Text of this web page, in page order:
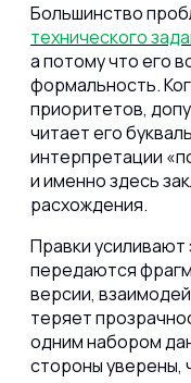
Большинство
технического
а потому что его
формальность.
приоритетов,
читает его
интерпретации
и именно здесь
расхождения.
Правки
передаются
версии,
теряет
одним набором
стороны уверены,